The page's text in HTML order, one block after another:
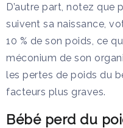
D’autre part, notez que
suivent sa naissance,
10 % de son poids, ce
méconium de son
les pertes de poids du
facteurs plus graves.
Bébé perd du